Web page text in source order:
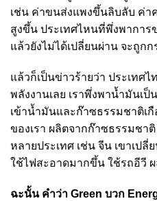
เช่น ค่าขนส่งแพงขึ้นลิบลับ ค่า
สูงขึ้น ประเทศไหนที่พึ่งพากา
แล้วยังไม่ได้เปลี่ยนผ่าน จะถูก
แล้วก็เป็นข่าวร้ายว่า ประเทศไ
พลังงานเลย เราพึ่งพาน้ำมันเป็
เข้าน้ำมันและก๊าซธรรมชาติเ
ของเรา ผลิตจากก๊าซธรรมชา
หลายประเทศ เช่น จีน เขาเป
ใช้ไฟสะอาดมากขึ้น ใช้รถอีวี
ฉะนั้น คำว่า Green บวก